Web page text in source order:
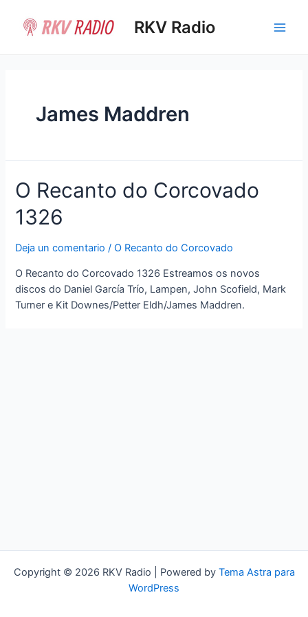
contenido
RKV Radio
James Maddren
O Recanto do Corcovado
1326
Deja un comentario /O Recanto do Corcovado
O Recanto do Corcovado 1326 Estreamos os novos
discos do Daniel García Trío, Lampen, John Scofield, Mark
Turner e Kit Downes/Petter Eldh/James Maddren.
Copyright © 2026 RKV Radio | Powered by Tema Astra para
WordPress